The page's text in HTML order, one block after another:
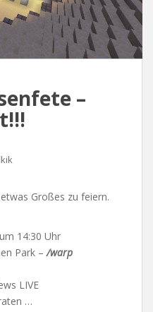
–
Großes zu feiern.
14:30 Uhr
Park –/warp
LIVE
…